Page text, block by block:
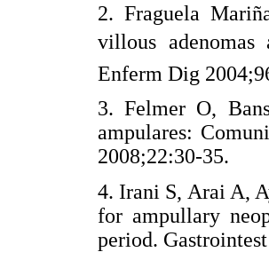
2. Fraguela
villous adenomas
Enferm Dig
3. Felmer O,
ampulares:
2008;22:30-
4. Irani S, Arai A,
for ampullary
period.